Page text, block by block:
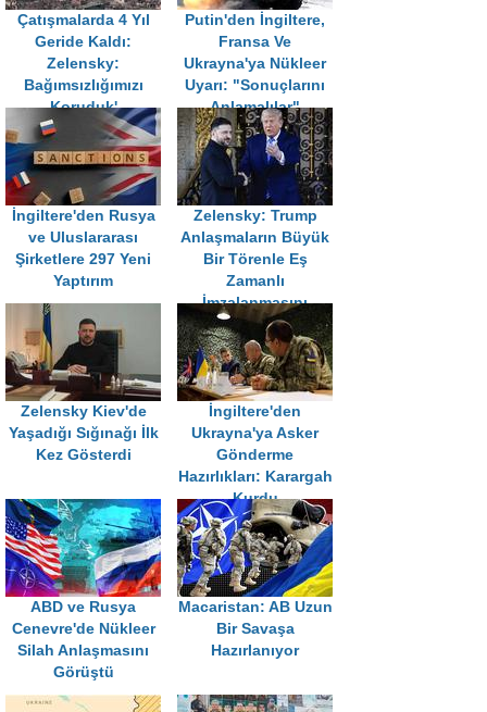
Çatışmalarda 4 Yıl
Geride Kaldı:
Zelensky:
Bağımsızlığımızı
Koruduk'
Putin'den İngiltere,
Fransa Ve
Ukrayna'ya Nükleer
Uyarı: "Sonuçlarını
Anlamalılar"
İngiltere'den Rusya
ve Uluslararası
Şirketlere 297 Yeni
Yaptırım
Zelensky: Trump
Anlaşmaların Büyük
Bir Törenle Eş
Zamanlı
İmzalanmasını
İstiyor
Zelensky Kiev'de
Yaşadığı Sığınağı İlk
Kez Gösterdi
İngiltere'den
Ukrayna'ya Asker
Gönderme
Hazırlıkları: Karargah
Kurdu
ABD ve Rusya
Cenevre'de Nükleer
Silah Anlaşmasını
Görüştü
Macaristan: AB Uzun
Bir Savaşa
Hazırlanıyor